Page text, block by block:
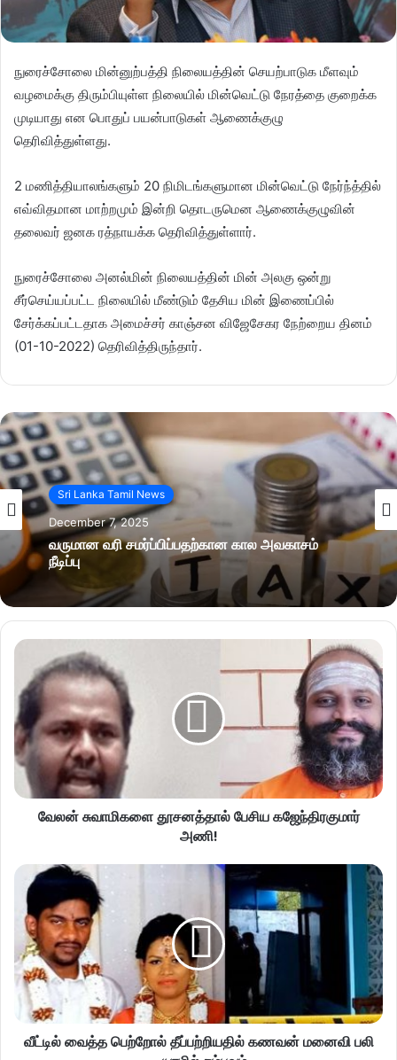
நுரைச்சோலை மின்னுற்பத்தி நிலையத்தின் செயற்பாடுக மீளவும்
வழமைக்கு திரும்பியுள்ள நிலையில் மின்வெட்டு நேரத்தை குறைக்க
முடியாது என பொதுப் பயன்பாடுகள் ஆணைக்குழு
தெரிவித்துள்ளது.
2 மணித்தியாலங்களும் 20 நிமிடங்களுமான மின்வெட்டு நேர்ந்த்தில்
எவ்விதமான மாற்றமும் இன்றி தொடருமென ஆணைக்குழுவின்
தலைவர் ஜனக ரத்நாயக்க தெரிவித்துள்ளார்.
நுரைச்சோலை அனல்மின் நிலையத்தின் மின் அலகு ஒன்று
சீர்செய்யப்பட்ட நிலையில் மீண்டும் தேசிய மின் இணைப்பில்
சேர்க்கப்பட்டதாக அமைச்சர் காஞ்சன விஜேசேகர நேற்றைய தினம்
(01-10-2022) தெரிவித்திருந்தார்.
Sri Lanka Tamil News
December 7, 2025
வருமான வரி சமர்ப்பிப்பதற்கான கால அவகாசம்
நீடிப்பு
வேலன் சுவாமிகளை தூசனத்தால் பேசிய கஜேந்திரகுமார்
அணி!
வீட்டில் வைத்த பெற்றோல் தீப்பற்றியதில் கணவன் மனைவி பலி